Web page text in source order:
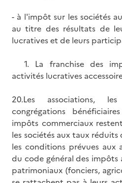
- à l'impôt sur les sociétés
au titre des résultats de
lucratives et de leurs
1. La franchise des
activités lucratives
20.Les associations,
congrégations
impôts commerciaux
les sociétés aux taux réduits
les conditions prévues aux
du code général des impôts
patrimoniaux (fonciers,